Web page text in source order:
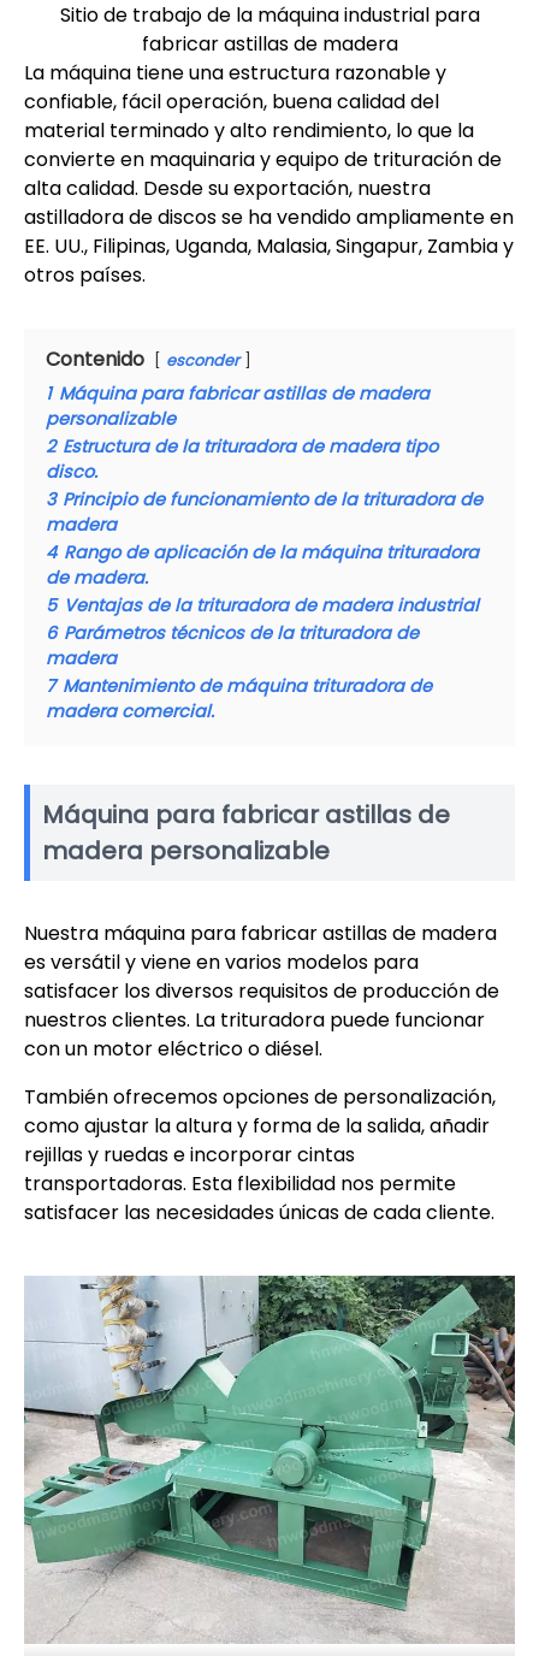
Sitio de trabajo de la máquina industrial para
fabricar astillas de madera
La máquina tiene una estructura razonable y
confiable, fácil operación, buena calidad del
material terminado y alto rendimiento, lo que la
convierte en maquinaria y equipo de trituración de
alta calidad. Desde su exportación, nuestra
astilladora de discos se ha vendido ampliamente en
EE. UU., Filipinas, Uganda, Malasia, Singapur, Zambia y
otros países.
Contenido esconder
1 Máquina para fabricar astillas de madera
personalizable
2 Estructura de la trituradora de madera tipo
disco.
3 Principio de funcionamiento de la trituradora de
madera
4 Rango de aplicación de la máquina trituradora
de madera.
5 Ventajas de la trituradora de madera industrial
6 Parámetros técnicos de la trituradora de
madera
7 Mantenimiento de máquina trituradora de
madera comercial.
Máquina para fabricar astillas de
madera personalizable
Nuestra máquina para fabricar astillas de madera
es versátil y viene en varios modelos para
satisfacer los diversos requisitos de producción de
nuestros clientes. La trituradora puede funcionar
con un motor eléctrico o diésel.
También ofrecemos opciones de personalización,
como ajustar la altura y forma de la salida, añadir
rejillas y ruedas e incorporar cintas
transportadoras. Esta flexibilidad nos permite
satisfacer las necesidades únicas de cada cliente.